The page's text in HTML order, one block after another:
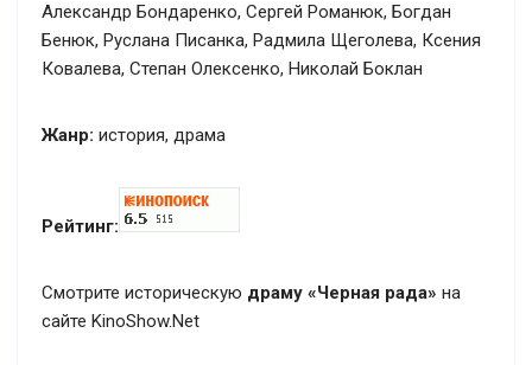
Александр Бондаренко, Сергей Романюк, Богдан
Бенюк, Руслана Писанка, Радмила Щеголева, Ксения
Ковалева, Степан Олексенко, Николай Боклан
Жанр: история, драма
Рейтинг:
Смотрите историческую драму «Черная рада» на
сайте KinoShow.Net